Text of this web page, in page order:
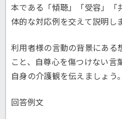
本である「傾聴」「受容」「
体的な対応例を交えて説明し
利用者様の言動の背景にある
こと、自尊心を傷つけない言
自身の介護観を伝えましょう。
回答例文